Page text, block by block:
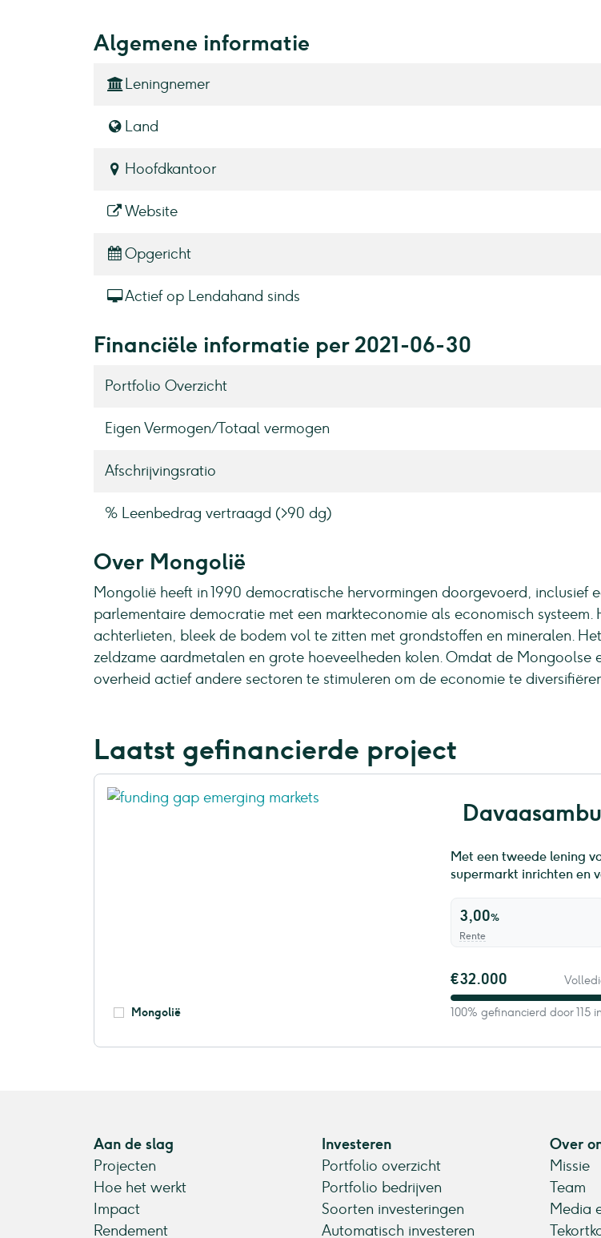
Algemene informatie
Leningnemer
Land
Hoofdkantoor
Website
Opgericht
Actief op Lendahand sinds
Financiële informatie per 2021-06-30
Portfolio Overzicht
Eigen Vermogen / Totaal vermogen
Afschrijvingsratio
% Leenbedrag vertraagd (>90 dg)
Over Mongolië
Mongolië heeft in 1990 democratische hervormingen doorgevoerd, inclusief
parlementaire democratie met een markteconomie als economisch
achterlieten, bleek de bodem vol te zitten met grondstoffen en mineralen.
zeldzame aardmetalen en grote hoeveelheden kolen. Omdat de
overheid actief andere sectoren te stimuleren om de economie te
Laatst gefinancierde project
Mongolië
Met een tweede lening
supermarkt inrichten en
3,00%
Rente
€32.000
100% gefinancierd door 115
Aan de slag
Projecten
Hoe het werkt
Impact
Rendement
Investeren
Portfolio overzicht
Portfolio bedrijven
Soorten investeringen
Automatisch investeren
Over
Missie
Team
Media